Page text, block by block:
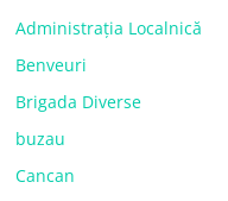
Administrația Localnică
Benveuri
Brigada Diverse
buzau
Cancan